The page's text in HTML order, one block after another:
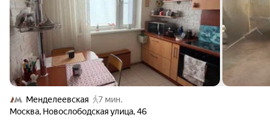
Менделеевская
7 мин.
Москва, Новослободская улица,46